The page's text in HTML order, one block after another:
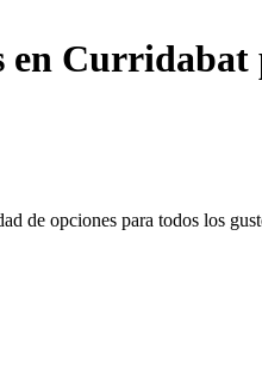
en Curridabat
de opciones para todos los